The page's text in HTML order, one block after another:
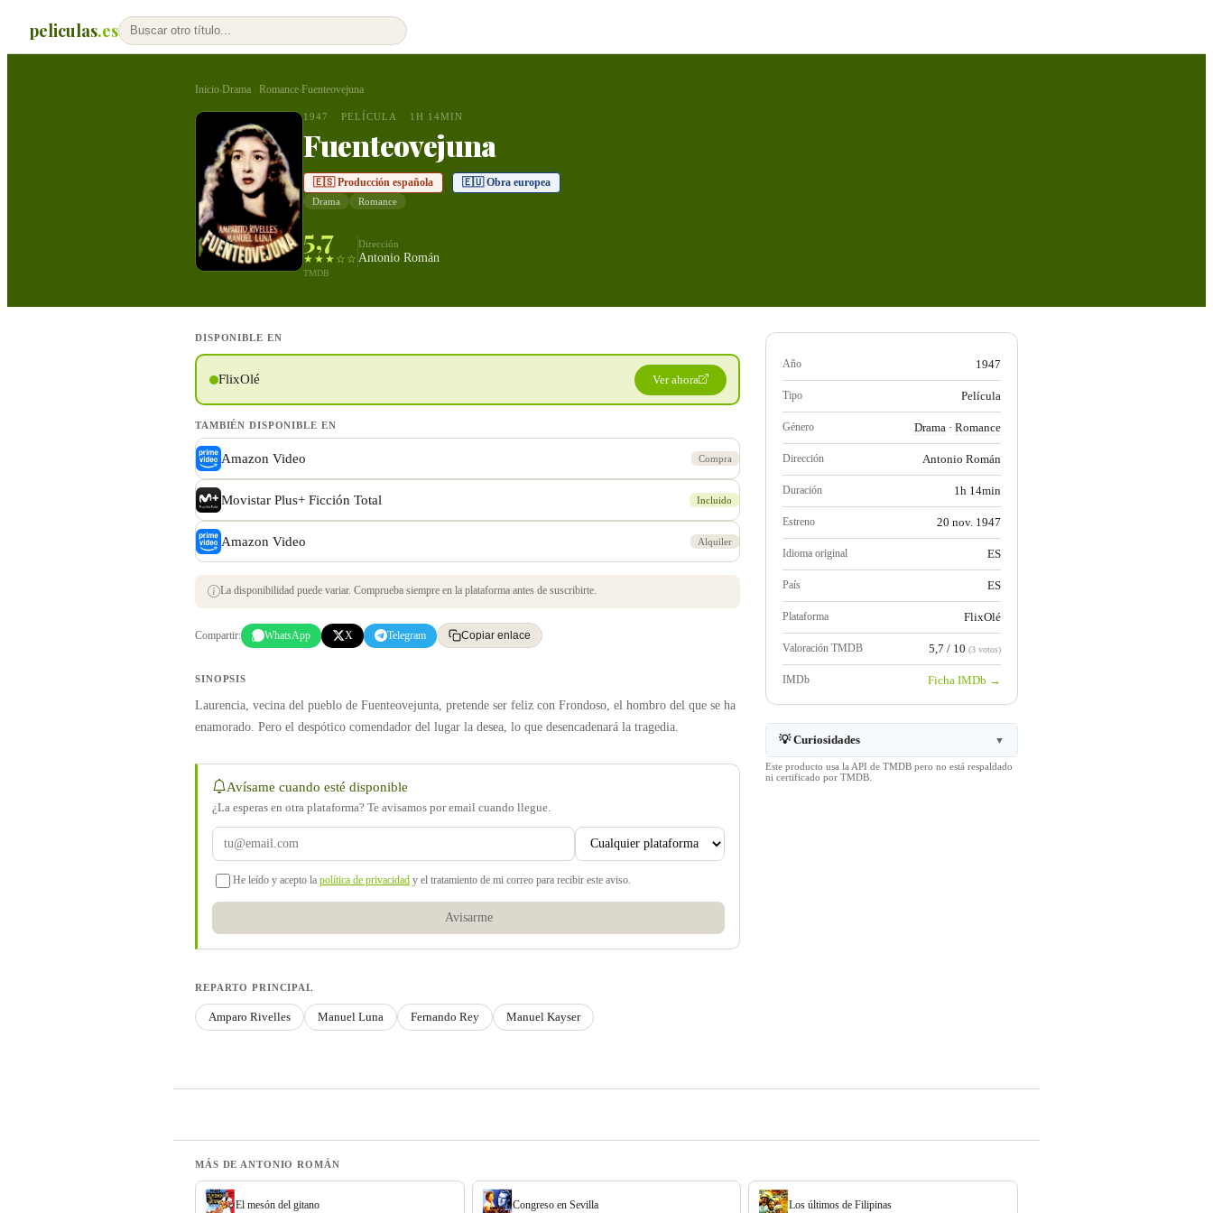
peliculas.es
Inicio›Drama · Romance›Fuenteovejuna
1947 PELÍCULA 1H 14MIN
Fuenteovejuna
🇪🇸 Producción española 🇪🇺 Obra europea
Drama Romance
5,7
★★★☆☆
TMDB
Dirección
Antonio Román
DISPONIBLE EN
FlixOlé Ver ahora
TAMBIÉN DISPONIBLE EN
Amazon Video Compra
Movistar Plus+ Ficción Total Incluido
Amazon Video Alquiler
La disponibilidad puede variar. Comprueba siempre en la plataforma antes de suscribirte.
Compartir: WhatsApp X Telegram Copiar enlace
SINOPSIS
Laurencia, vecina del pueblo de Fuenteovejunta, pretende ser feliz con Frondoso, el hombro del que se ha
enamorado. Pero el despótico comendador del lugar la desea, lo que desencadenará la tragedia.
Avísame cuando esté disponible
¿La esperas en otra plataforma? Te avisamos por email cuando llegue.
He leído y acepto la política de privacidad y el tratamiento de mi correo para recibir este aviso.
Avisarme
REPARTO PRINCIPAL
Amparo Rivelles Manuel Luna Fernando Rey Manuel Kayser
Año 1947
Tipo Película
Género Drama · Romance
Dirección Antonio Román
Duración 1h 14min
Estreno 20 nov. 1947
Idioma original ES
País ES
Plataforma FlixOlé
Valoración TMDB 5,7 / 10 (3 votos)
IMDb Ficha IMDb →
💡 Curiosidades ▼
Este producto usa la API de TMDB pero no está respaldado
ni certificado por TMDB.
MÁS DE ANTONIO ROMÁN
El mesón del gitano Congreso en Sevilla Los últimos de Filipinas